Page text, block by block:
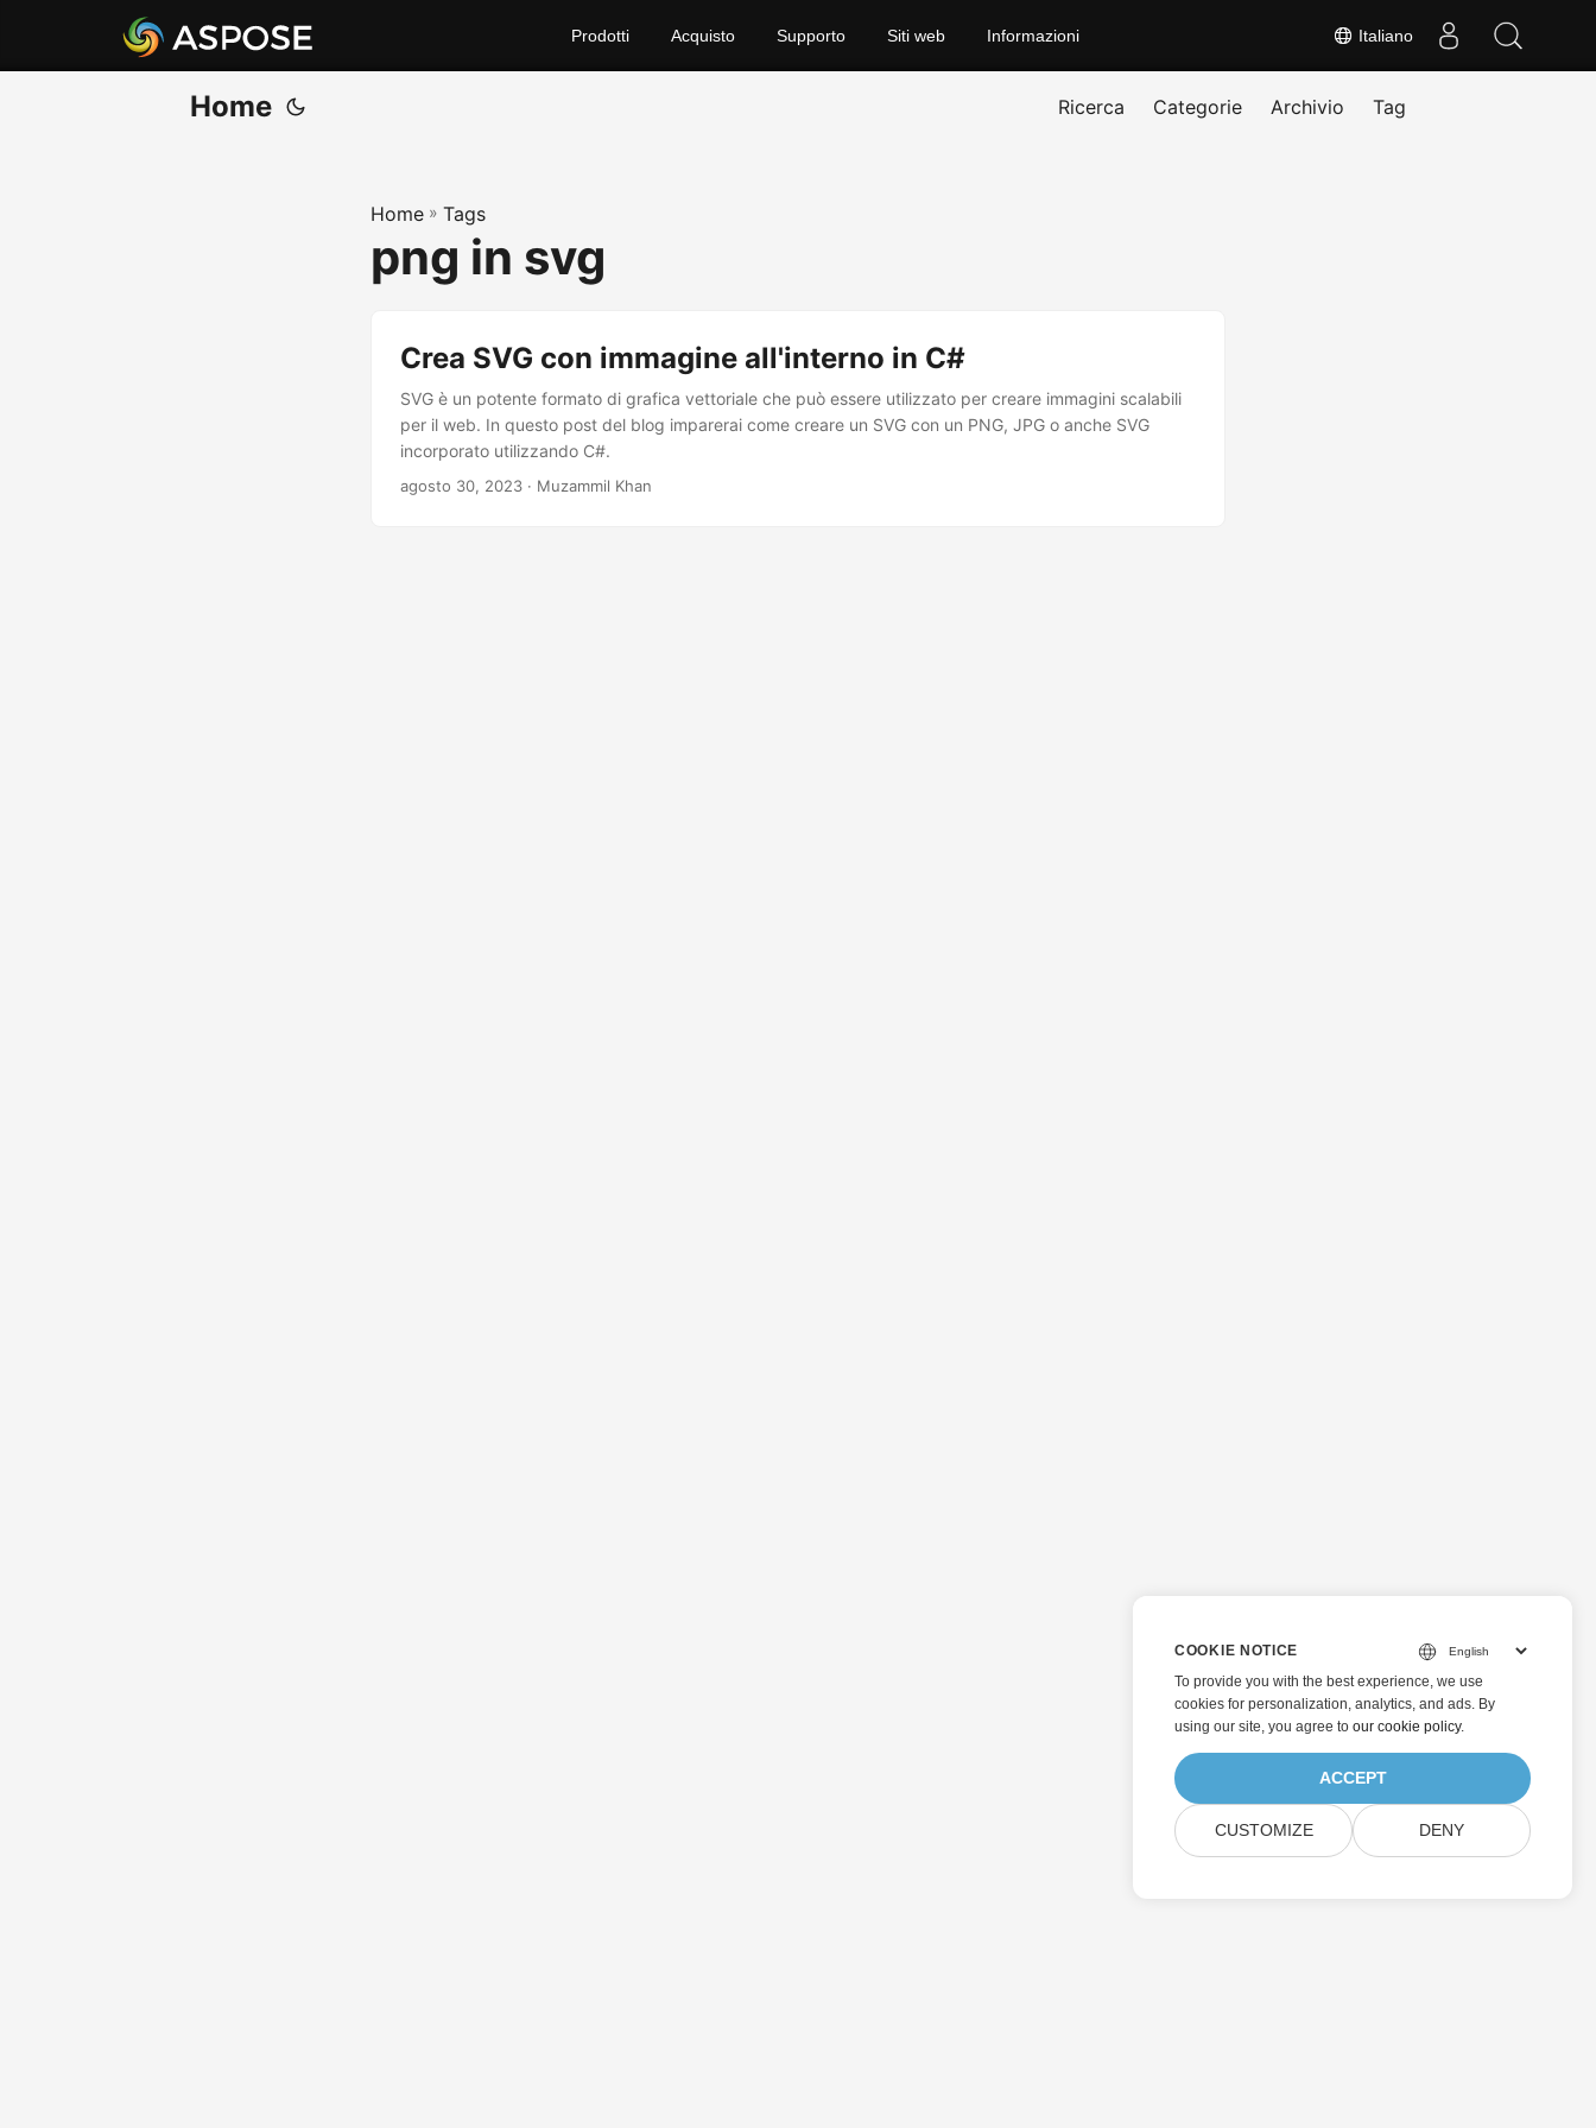
Italiano
Prodotti Acquisto Supporto Siti web Informazioni
Home Ricerca Categorie Archivio Tag
Home » Tags
png in svg
Crea SVG con immagine all'interno in C#
SVG è un potente formato di grafica vettoriale che può essere utilizzato per creare immagini scalabili
per il web. In questo post del blog imparerai come creare un SVG con un PNG, JPG o anche SVG
incorporato utilizzando C#.
agosto 30, 2023 · Muzammil Khan
COOKIE NOTICE
To provide you with the best experience, we use
cookies for personalization, analytics, and ads. By
using our site, you agree to our cookie policy.
ACCEPT
CUSTOMIZE DENY